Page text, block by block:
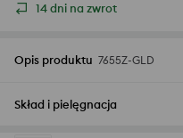
14 dni na zwrot
Opis produktu 7655Z-GLD
Skład i pielęgnacja